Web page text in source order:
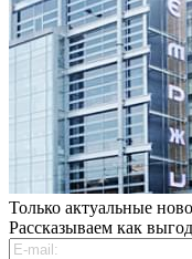
Только актуальные
Рассказываем как